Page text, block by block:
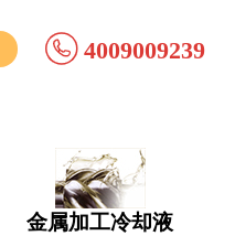
4009009239
金属加工冷却液